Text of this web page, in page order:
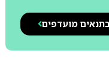
מועדפים